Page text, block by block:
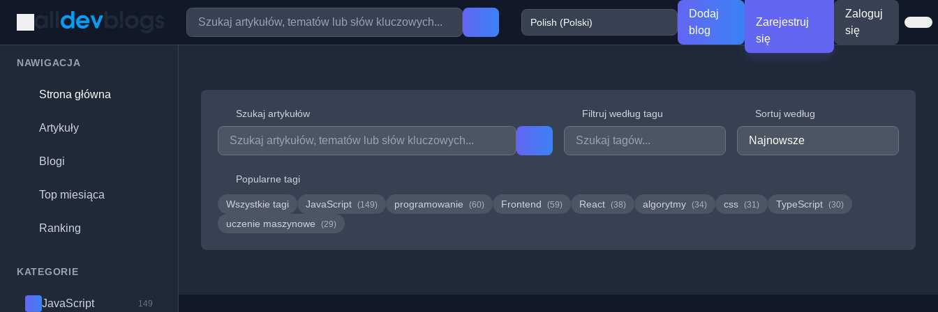
Dodaj
blog
Zarejestruj
się
Zaloguj
się
NAWIGACJA
Strona główna
Artykuły
Blogi
Top miesiąca
Ranking
KATEGORIE
JavaScript 149
Szukaj artykułów Filtruj według tagu Sortuj według
Popularne tagi
Wszystkie tagi JavaScript (149) programowanie (60) Frontend (59) React (38) algorytmy (34) css (31) TypeScript (30)
uczenie maszynowe (29)